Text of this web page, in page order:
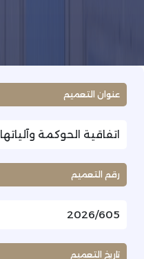
عنوان التعميم
اتفاقية الحوكمة وآلياتها
رقم التعميم
2026/605
تاريخ التعميم